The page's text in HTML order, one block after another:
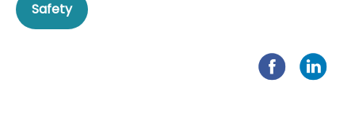
Safety